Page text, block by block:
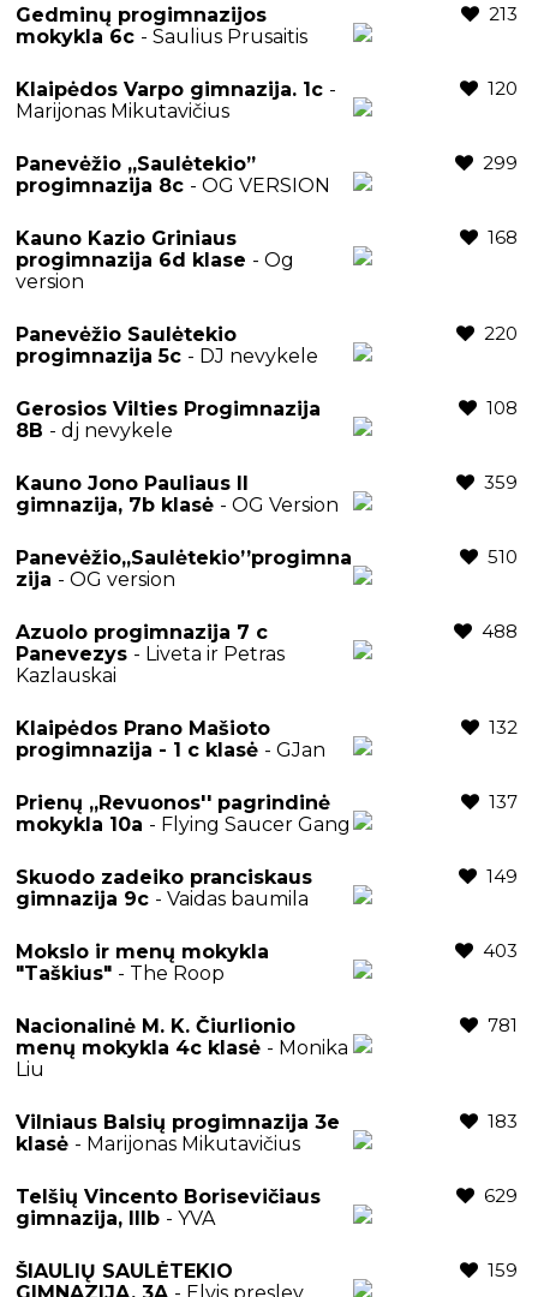
Gedminų progimnazijos
mokykla 6c - Saulius Prusaitis
213
Klaipėdos Varpo gimnazija. 1c -
Marijonas Mikutavičius
120
Panevėžio ,,Saulėtekio”
progimnazija 8c - OG VERSION
299
Kauno Kazio Griniaus
progimnazija 6d klase - Og
version
168
Panevėžio Saulėtekio
progimnazija 5c - DJ nevykele
220
Gerosios Vilties Progimnazija
8B - dj nevykele
108
Kauno Jono Pauliaus II
gimnazija, 7b klasė - OG Version
359
Panevėžio,,Saulėtekio’’progimna
zija - OG version
510
Azuolo progimnazija 7 c
Panevezys - Liveta ir Petras
Kazlauskai
488
Klaipėdos Prano Mašioto
progimnazija - 1 c klasė - GJan
132
Prienų ,,Revuonos'' pagrindinė
mokykla 10a - Flying Saucer Gang
137
Skuodo zadeiko pranciskaus
gimnazija 9c - Vaidas baumila
149
Mokslo ir menų mokykla
"Taškius" - The Roop
403
Nacionalinė M. K. Čiurlionio
menų mokykla 4c klasė - Monika
Liu
781
Vilniaus Balsių progimnazija 3e
klasė - Marijonas Mikutavičius
183
Telšių Vincento Borisevičiaus
gimnazija, IIIb - YVA
629
ŠIAULIŲ SAULĖTEKIO
159